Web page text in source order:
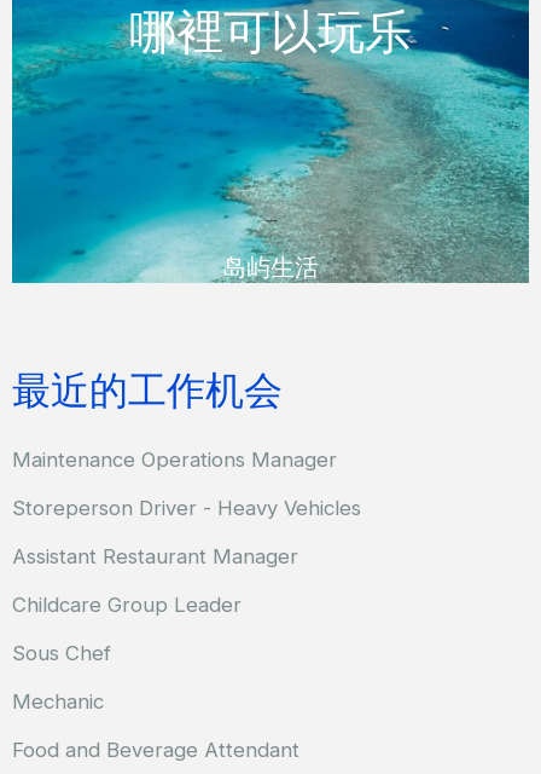
岛屿生活
哪裡可以玩乐
在休假日享受岛上的生活。沉迷于一些伟大的
美食和美酒，运动，游览大堡礁，或简单地在
泳池边度过。
READ MORE
最近的工作机会
Maintenance Operations Manager
Storeperson Driver - Heavy Vehicles
Assistant Restaurant Manager
Childcare Group Leader
Sous Chef
Mechanic
Food and Beverage Attendant